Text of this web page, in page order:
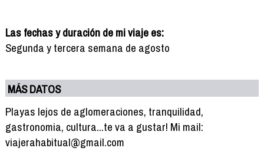
Las fechas y duración de mi viaje es:
Segunda y tercera semana de agosto
MÁS DATOS
Playas lejos de aglomeraciones, tranquilidad,
gastronomia, cultura...te va a gustar! Mi mail:
viajerahabitual@gmail.com